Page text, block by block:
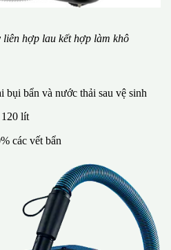
liên hợp lau kết hợp làm khô
bụi bẩn và nước thải sau vệ sinh
lít
các vết bẩn